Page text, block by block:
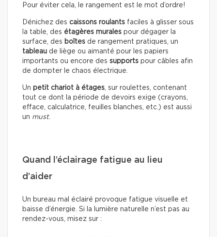
Pour éviter cela, le rangement est le mot d’ordre!
Dénichez des caissons roulants faciles à glisser sous
la table, des étagères murales pour dégager la
surface, des boîtes de rangement pratiques, un
tableau de liège ou aimanté pour les papiers
importants ou encore des supports pour câbles afin
de dompter le chaos électrique.
Un petit chariot à étages, sur roulettes, contenant
tout ce dont la période de devoirs exige (crayons,
efface, calculatrice, feuilles blanches, etc.) est aussi
un must.
Quand l’éclairage fatigue au lieu
d’aider
Un bureau mal éclairé provoque fatigue visuelle et
baisse d’énergie. Si la lumière naturelle n’est pas au
rendez-vous, misez sur :